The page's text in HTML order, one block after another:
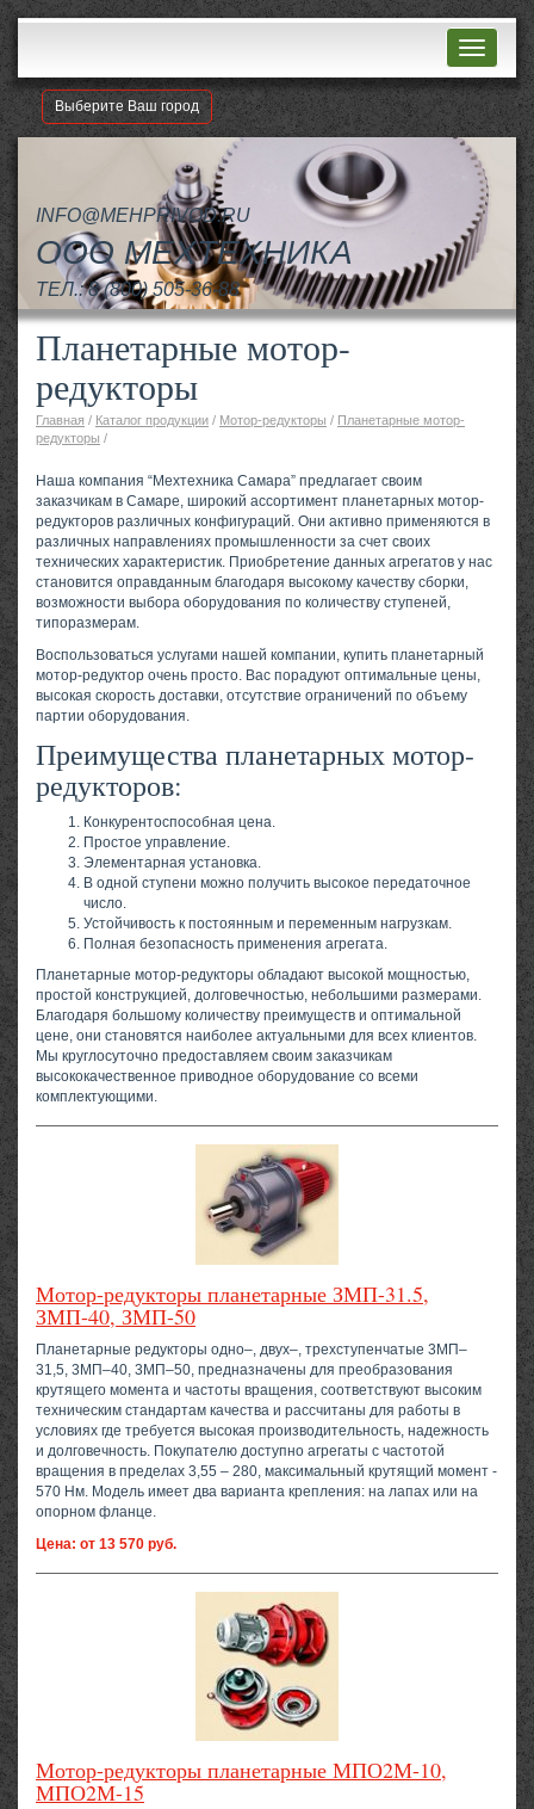
Выберите Ваш город
INFO@MEHPRIVOD.RU
ООО МЕХТЕХНИКА
ТЕЛ.:8 (800) 505-36-88
Планетарные мотор-
редукторы
Главная / Каталог продукции / Мотор-редукторы / Планетарные мотор-
редукторы /
Наша компания “Мехтехника Самара” предлагает своим
заказчикам в Самаре, широкий ассортимент планетарных мотор-
редукторов различных конфигураций. Они активно применяются в
различных направлениях промышленности за счет своих
технических характеристик. Приобретение данных агрегатов у нас
становится оправданным благодаря высокому качеству сборки,
возможности выбора оборудования по количеству ступеней,
типоразмерам.
Воспользоваться услугами нашей компании, купить планетарный
мотор-редуктор очень просто. Вас порадуют оптимальные цены,
высокая скорость доставки, отсутствие ограничений по объему
партии оборудования.
Преимущества планетарных мотор-
редукторов:
Конкурентоспособная цена.
Простое управление.
Элементарная установка.
В одной ступени можно получить высокое передаточное
число.
Устойчивость к постоянным и переменным нагрузкам.
Полная безопасность применения агрегата.
Планетарные мотор-редукторы обладают высокой мощностью,
простой конструкцией, долговечностью, небольшими размерами.
Благодаря большому количеству преимуществ и оптимальной
цене, они становятся наиболее актуальными для всех клиентов.
Мы круглосуточно предоставляем своим заказчикам
высококачественное приводное оборудование со всеми
комплектующими.
Мотор-редукторы планетарные ЗМП-31.5,
ЗМП-40, ЗМП-50
Планетарные редукторы одно–, двух–, трехступенчатые 3МП–
31,5, 3МП–40, 3МП–50, предназначены для преобразования
крутящего момента и частоты вращения, соответствуют высоким
техническим стандартам качества и рассчитаны для работы в
условиях где требуется высокая производительность, надежность
и долговечность. Покупателю доступно агрегаты с частотой
вращения в пределах 3,55 – 280, максимальный крутящий момент -
570 Нм. Модель имеет два варианта крепления: на лапах или на
опорном фланце.
Цена: от 13 570 руб.
Мотор-редукторы планетарные МПО2М-10,
МПО2М-15